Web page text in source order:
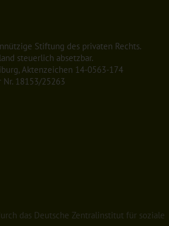
Stiftung des privaten Rechts.
steuerlich absetzbar.
Aktenzeichen 14-0563-174
Nr. 18153/25263
das Deutsche Zentralinstitut für soziale